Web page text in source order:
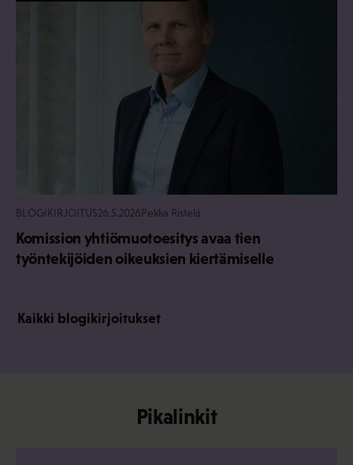
BLOGIKIRJOITUS26.5.2026Pekka Ristelä
Komission yhtiömuotoesitys avaa tien
työntekijöiden oikeuksien kiertämiselle
Kaikki blogikirjoitukset
Pikalinkit